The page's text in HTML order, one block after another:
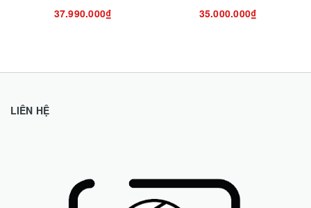
37.990.000₫ 35.000.000₫
LIÊN HỆ